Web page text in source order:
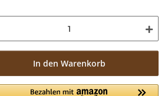
In den Warenkorb